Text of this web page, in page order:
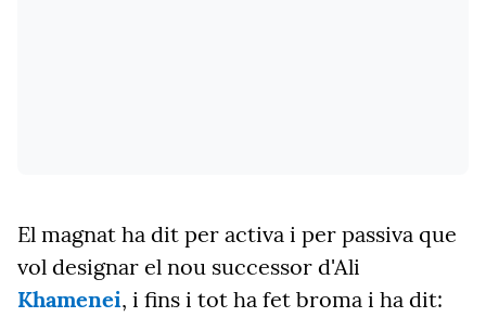
El magnat ha dit per activa i per passiva que
vol designar el nou successor d'Ali
Khamenei, i fins i tot ha fet broma i ha dit: